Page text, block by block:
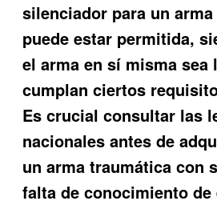
silenciador para un
puede estar permitida,
el arma en sí misma sea
cumplan ciertos
Es crucial consultar las
nacionales antes de
un arma traumática con
falta de conocimiento de